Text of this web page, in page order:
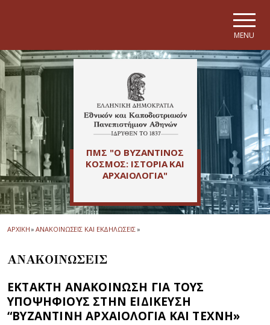
MENU
ΠΜΣ "Ο ΒΥΖΑΝΤΙΝΟΣ
ΚΟΣΜΟΣ: ΙΣΤΟΡΙΑ ΚΑΙ
ΑΡΧΑΙΟΛΟΓΙΑ"
ΑΡΧΙΚΗ» ΑΝΑΚΟΙΝΩΣΕΙΣ ΚΑΙ ΕΚΔΗΛΩΣΕΙΣ»
ΑΝΑΚΟΙΝΩΣΕΙΣ
ΕΚΤΑΚΤΗ ΑΝΑΚΟΙΝΩΣΗ ΓΙΑ ΤΟΥΣ
ΥΠΟΨΗΦΙΟΥΣ ΣΤΗΝ ΕΙΔΙΚΕΥΣΗ
“ΒΥΖΑΝΤΙΝΗ ΑΡΧΑΙΟΛΟΓΙΑ ΚΑΙ ΤΕΧΝΗ»